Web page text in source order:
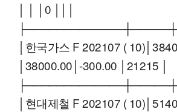
│ │ │0 │││
│한국가스 F 202107 (
│38000.00│-300.00 │21215 │
│현대제철 F 202107 (